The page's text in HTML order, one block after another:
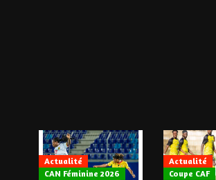
Actualité
CAN Féminine 2026
Actualité
Coupe CAF